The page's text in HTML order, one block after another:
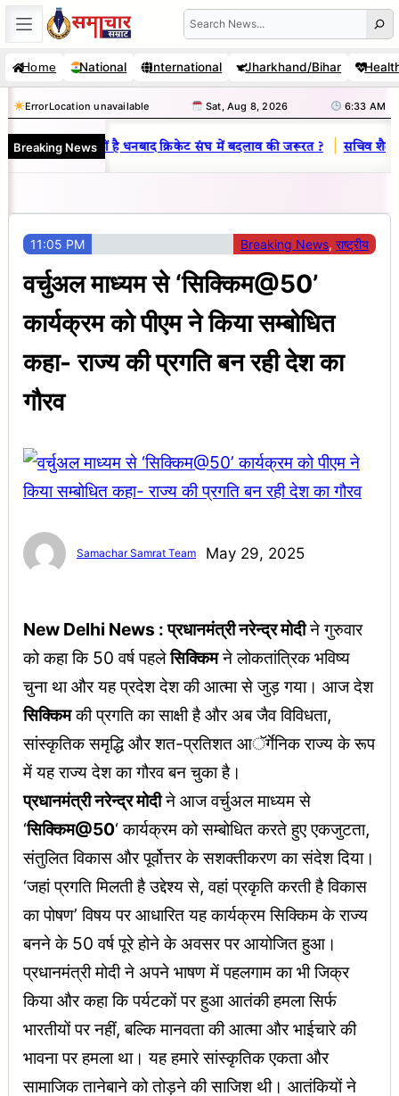
Skip
to
content
Search
Home National International Jharkhand/Bihar
ErrorLocation unavailable Sat, Aug 8, 2026 6:33 AM
Breaking News
राज : जानें क्यों है धनबाद क्रिकेट संघ में बदलाव की जरूरत ? | सचिव शैलेंद्र
11:05 PM Breaking News, राष्ट्रीय
वर्चुअल माध्यम से ‘सिक्किम@50’
कार्यक्रम को पीएम ने किया सम्बोधित
कहा- राज्य की प्रगति बन रही देश का
गौरव
Samachar Samrat Team May 29, 2025
New Delhi News : प्रधानमंत्री नरेन्द्र मोदीने गुरुवार
को कहा कि 50 वर्ष पहलेसिक्किमने लोकतांत्रिक भविष्य
चुना था और यह प्रदेश देश की आत्मा से जुड़ गया। आज देश
सिक्किमकी प्रगति का साक्षी है और अब जैव विविधता,
सांस्कृतिक समृद्धि और शत-प्रतिशत आॅर्गेनिक राज्य के रूप
में यह राज्य देश का गौरव बन चुका है।
प्रधानमंत्री नरेन्द्र मोदीने आज वर्चुअल माध्यम से
‘सिक्किम@50‘ कार्यक्रम को सम्बोधित करते हुए एकजुटता,
संतुलित विकास और पूर्वोत्तर के सशक्तीकरण का संदेश दिया।
‘जहां प्रगति मिलती है उद्देश्य से, वहां प्रकृति करती है विकास
का पोषण’ विषय पर आधारित यह कार्यक्रम सिक्किम के राज्य
बनने के 50 वर्ष पूरे होने के अवसर पर आयोजित हुआ।
प्रधानमंत्री मोदी ने अपने भाषण में पहलगाम का भी जिक्र
किया और कहा कि पर्यटकों पर हुआ आतंकी हमला सिर्फ
भारतीयों पर नहीं, बल्कि मानवता की आत्मा और भाईचारे की
भावना पर हमला था। यह हमारे सांस्कृतिक एकता और
सामाजिक तानेबाने को तोड़ने की साजिश थी। आतंकियों ने